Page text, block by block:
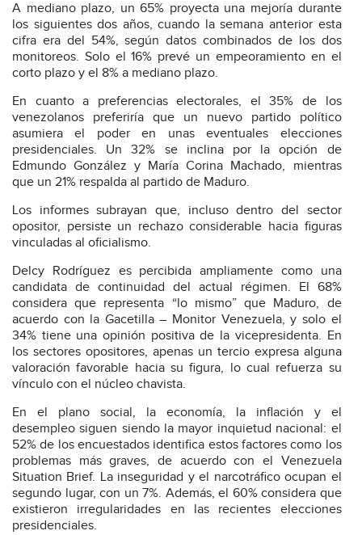
A mediano plazo, un 65% proyecta una mejoría durante
los siguientes dos años, cuando la semana anterior esta
cifra era del 54%, según datos combinados de los dos
monitoreos. Solo el 16% prevé un empeoramiento en el
corto plazo y el 8% a mediano plazo.
En cuanto a preferencias electorales, el 35% de los
venezolanos preferiría que un nuevo partido político
asumiera el poder en unas eventuales elecciones
presidenciales. Un 32% se inclina por la opción de
Edmundo González y María Corina Machado, mientras
que un 21% respalda al partido de Maduro.
Los informes subrayan que, incluso dentro del sector
opositor, persiste un rechazo considerable hacia figuras
vinculadas al oficialismo.
Delcy Rodríguez es percibida ampliamente como una
candidata de continuidad del actual régimen. El 68%
considera que representa “lo mismo” que Maduro, de
acuerdo con la Gacetilla – Monitor Venezuela, y solo el
34% tiene una opinión positiva de la vicepresidenta. En
los sectores opositores, apenas un tercio expresa alguna
valoración favorable hacia su figura, lo cual refuerza su
vínculo con el núcleo chavista.
En el plano social, la economía, la inflación y el
desempleo siguen siendo la mayor inquietud nacional: el
52% de los encuestados identifica estos factores como los
problemas más graves, de acuerdo con el Venezuela
Situation Brief. La inseguridad y el narcotráfico ocupan el
segundo lugar, con un 7%. Además, el 60% considera que
existieron irregularidades en las recientes elecciones
presidenciales.